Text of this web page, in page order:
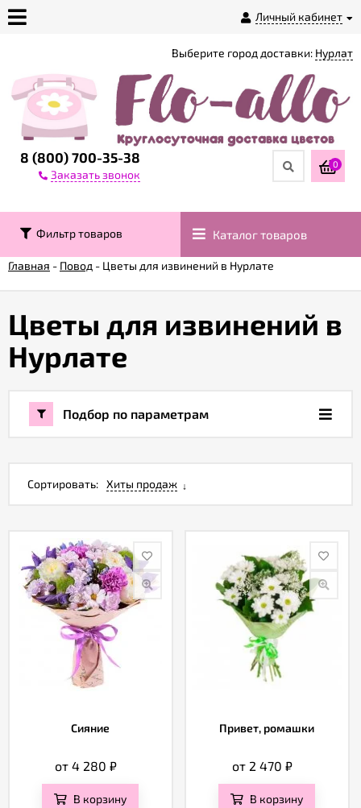
Личный кабинет
магазине
Доставка
Контакты
Гарантии
Акции
заказ
ответ
Публичная
оферта
конфиденциальности
8 (800) 700-35-38
Заказать звонок
Выберите город доставки: Нурлат
0
Фильтр товаров Каталог товаров
Главная - Повод - Цветы для извинений в Нурлате
Цветы для извинений в
Нурлате
Подбор по параметрам
Сортировать: Хиты продаж
Сияние
от 4 280 ₽
В корзину
Привет, ромашки
от 2 470 ₽
В корзину